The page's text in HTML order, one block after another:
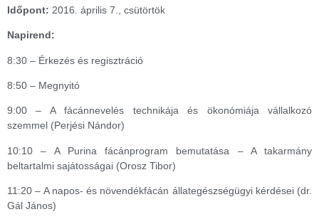
Időpont: 2016. április 7., csütörtök
Napirend:
8:30 – Érkezés és regisztráció
8:50 – Megnyitó
9:00 – A fácánnevelés technikája és ökonómiája vállalkozó
szemmel (Perjési Nándor)
10:10 – A Purina fácánprogram bemutatása – A takarmány
beltartalmi sajátosságai (Orosz Tibor)
11:20 – A napos- és növendékfácán állategészségügyi kérdései (dr.
Gál János)